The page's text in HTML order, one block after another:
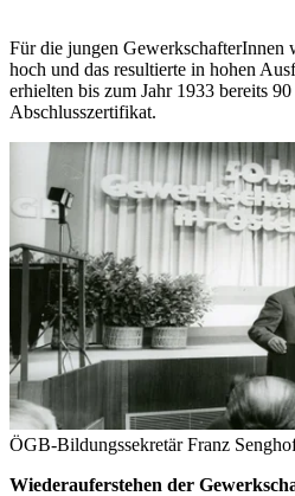
Für die jungen GewerkschafterInnen
hoch und das resultierte in hohen
erhielten bis zum Jahr 1933 bereits
Abschlusszertifikat.
ÖGB-Bildungssekretär Franz
Wiederauferstehen der